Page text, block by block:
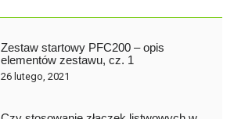
Zestaw startowy PFC200 – opis
elementów zestawu, cz. 1
26 lutego, 2021